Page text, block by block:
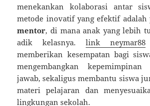
menekankan kolaborasi antar
metode inovatif yang efektif adalah
mentor, di mana anak yang lebih
adik kelasnya.link neymar88
memberikan kesempatan bagi
mengembangkan
jawab, sekaligus membantu siswa
materi pelajaran dan
lingkungan sekolah.